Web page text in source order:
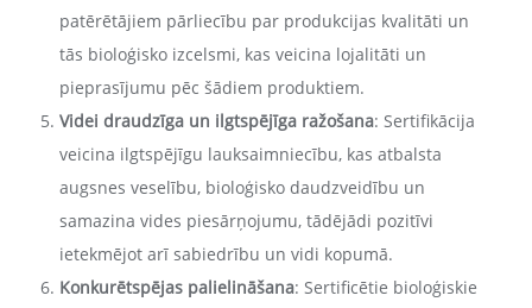
patērētājiem pārliecību par produkcijas kvalitāti un
tās bioloģisko izcelsmi, kas veicina lojalitāti un
pieprasījumu pēc šādiem produktiem.
Videi draudzīga un ilgtspējīga ražošana: Sertifikācija
veicina ilgtspējīgu lauksaimniecību, kas atbalsta
augsnes veselību, bioloģisko daudzveidību un
samazina vides piesārņojumu, tādējādi pozitīvi
ietekmējot arī sabiedrību un vidi kopumā.
Konkurētspējas palielināšana: Sertificētie bioloģiskie